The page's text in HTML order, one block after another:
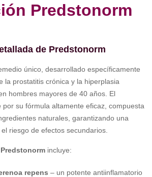
Predstonorm
de Predstonorm
único, desarrollado específicamente
la prostatitis crónica y la hiperplasia
hombres mayores de 40 años. El
por su fórmula altamente eficaz, compuesta
naturales, garantizando una
riesgo de efectos secundarios.
incluye:
repens – un potente antiinflamatorio